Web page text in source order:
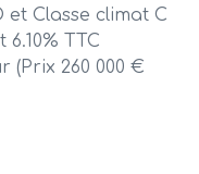
Classe climat C
TTC
(Prix 260 000 €